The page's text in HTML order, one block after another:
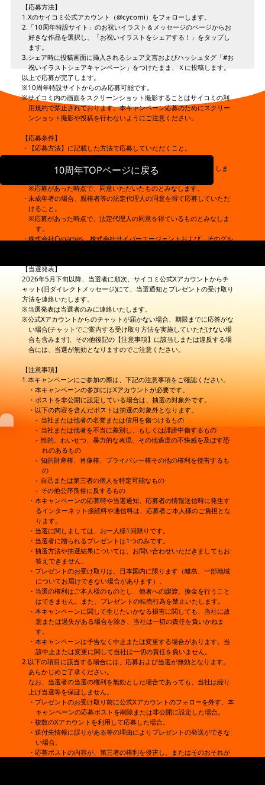
【応募方法】
1.Xのサイコミ公式アカウント（@cycomi）をフォローします。
2.「10周年特設サイト」のお祝いイラスト＆メッセージのページからお
好きな作品を選択し、「お祝いイラストをシェアする！」をタップし
ます。
3.シェア時に投稿画面に挿入されるシェア文言およびハッシュタグ「#お
祝いイラストシェアキャンペーン」をつけたまま、Ｘに投稿します。
以上で応募が完了します。
※10周年特設サイトからのみ応募可能です。
※サイコミ内の画面をスクリーンショット撮影することはサイコミの利
用規約で禁止されております。本キャンペーン応募のためにスクリー
ンショット撮影や投稿を行わないようにご注意ください。
【応募条件】
・【応募方法】に記載した方法で応募していただくこと。
・日本国内にお住まいであること。
・本ページに記載の内容および株式会社Cygames(以下「当社」としま
※応募があった時点で、同意いただいたものとみなします。
・未成年者の場合、親権者等の法定代理人の同意を得て応募していただ
けること。
※応募があった時点で、法定代理人の同意を得ているものとみなしま
す。
・株式会社Cygames、株式会社サイバーエージェントおよび、そのグル
【当選発表】
2026年5月下旬以降、当選者に順次、サイコミ公式Xアカウントからチ
ャット(旧ダイレクトメッセージ)にて、当選通知とプレゼントの受け取り
方法を連絡いたします。
※当選発表は当選者のみに連絡いたします。
※公式Xアカウントからのチャットが届かない場合、期限までに応答がな
い場合(チャットでご案内する受け取り方法を実施していただけない場
合も含みます)、その他後記の【注意事項】に該当しまたは違反する場
合には、当選が無効となりますのでご注意ください。
【注意事項】
1.本キャンペーンにご参加の際は、下記の注意事項をご確認ください。
・本キャンペーンの参加にはXアカウントが必要です。
・ポストを非公開に設定している場合は、抽選の対象外です。
・以下の内容を含んだポストは抽選の対象外となります。
- 当社または他者の名誉または信用を傷つけるもの
- 当社または他者を不当に差別し、もしくは誹謗中傷するもの
- 性的、わいせつ、暴力的な表現、その他過度の不快感を及ぼす恐
れのあるもの
- 知的財産権、肖像権、プライバシー権その他の権利を侵害するも
の
- 自己または第三者の個人を特定可能なもの
- その他公序良俗に反するもの
・本キャンペーンの応募時や当選通知、応募者の情報送信時に発生す
るインターネット接続料や通信料は、応募者ご本人様のご負担とな
ります。
・当選に関しましては、お一人様1回限りです。
・当選者に贈られるプレゼントは1つのみです。
・抽選方法や抽選結果については、お問い合わせいただきましてもお
答えできません。
・プレゼントのお受け取りは、日本国内に限ります（離島、一部地域
についてお届けできない場合があります）。
・当選の権利はご本人様のものとし、他者への譲渡、換金を行うこと
はできません。また、プレゼントの転売行為を禁止いたします。
・本キャンペーンに関して生じたいかなる損害に関しても、当社に故
意または過失がある場合を除き、当社は一切の責任を負いかねま
す。
・本キャンペーンは予告なく中止または変更する場合があります。当
該中止または変更に関して当社は一切の責任を負いません。
2.以下の項目に該当する場合には、応募および当選が無効となります。
あらかじめご了承ください。
なお、当選者の当選の権利を無効とした場合であっても、当社は繰り
上げ当選等を保証しません。
・プレゼントのお受け取り前に公式Xアカウントのフォローを外す、本
キャンペーンの応募ポストを削除または非公開に設定した場合。
・複数のXアカウントを利用して応募した場合。
・送付先情報に誤りがある等の理由によりプレゼントの発送ができな
い場合。
・応募ポストの内容が、第三者の権利を侵害し、またはそのおそれが
10周年TOPページに戻る